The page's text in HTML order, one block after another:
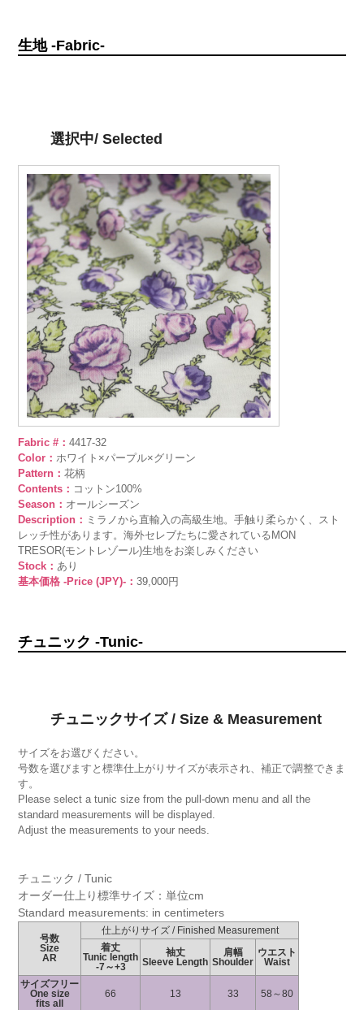
生地 -Fabric-
選択中/ Selected
Fabric #：4417-32
Color：ホワイト×パープル×グリーン
Pattern：花柄
Contents： コットン100%
Season： オールシーズン
Description： ミラノから直輸入の高級生地。手触り柔らかく、スト
レッチ性があります。海外セレブたちに愛されているMON
TRESOR(モントレゾール)生地をお楽しみください
Stock：あり
基本価格 -Price (JPY)-：39,000円
チュニック -Tunic-
チュニックサイズ / Size & Measurement
サイズをお選びください。
号数を選びますと標準仕上がりサイズが表示され、補正で調整できま
す。
Please select a tunic size from the pull-down menu and all the
standard measurements will be displayed.
Adjust the measurements to your needs.
チュニック / Tunic
オーダー仕上り標準サイズ：単位cm
Standard measurements: in centimeters
号数
Size
AR
仕上がりサイズ / Finished Measurement
着丈
Tunic length
-7～+3
袖丈
Sleeve Length
肩幅
Shoulder
ウエスト
Waist
サイズフリー
One size
fits all
66 13 33 58～80